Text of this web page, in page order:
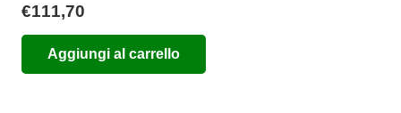
€111,70
Aggiungi al carrello